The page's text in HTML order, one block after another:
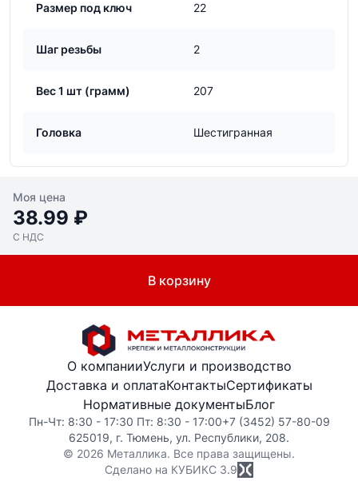
Размер под ключ 22
Шаг резьбы 2
Вес 1 шт (грамм) 207
Головка Шестигранная
Моя цена
38.99 ₽
С НДС
В корзину
О компанииУслуги и производство
Доставка и оплатаКонтактыСертификаты
Нормативные документыБлог
Пн-Чт: 8:30 - 17:30 Пт: 8:30 - 17:00+7 (3452) 57-80-09
625019, г. Тюмень, ул. Республики, 208.
© 2026 Металлика. Все права защищены.
Сделано на КУБИКС 3.9